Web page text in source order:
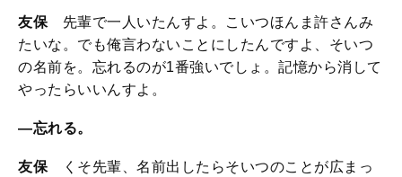
友保 先輩で一人いたんすよ。こいつほんま許さんみ
たいな。でも俺言わないことにしたんですよ、そいつ
の名前を。忘れるのが1番強いでしょ。記憶から消して
やったらいいんすよ。
—忘れる。
友保 くそ先輩、名前出したらそいつのことが広まっ